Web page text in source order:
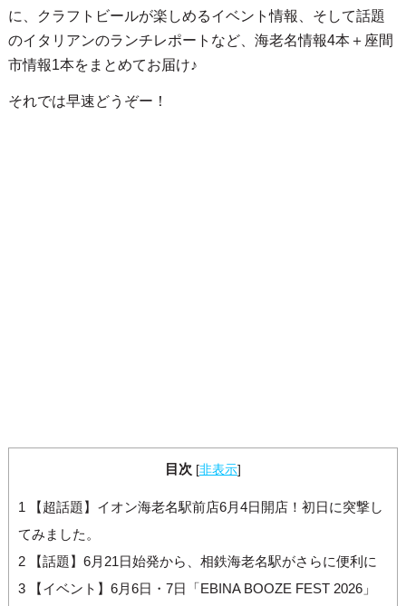
に、クラフトビールが楽しめるイベント情報、そして話題
のイタリアンのランチレポートなど、海老名情報4本＋座間
市情報1本をまとめてお届け♪
それでは早速どうぞー！
目次 [非表示]
1 【超話題】イオン海老名駅前店6月4日開店！初日に突撃し
てみました。
2【話題】6月21日始発から、相鉄海老名駅がさらに便利に
3【イベント】6月6日・7日「EBINA BOOZE FEST 2026」